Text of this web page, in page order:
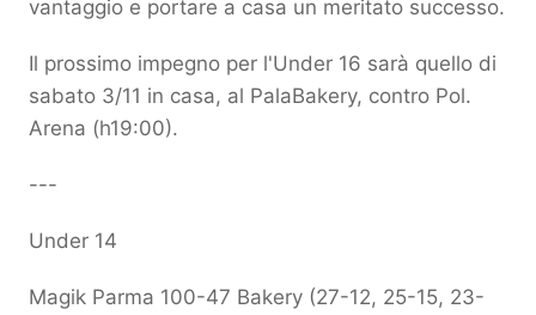
vantaggio e portare a casa un meritato successo.
Il prossimo impegno per l'Under 16 sarà quello di
sabato 3/11 in casa, al PalaBakery, contro Pol.
Arena (h19:00).
---
Under 14
Magik Parma 100-47 Bakery (27-12, 25-15, 23-